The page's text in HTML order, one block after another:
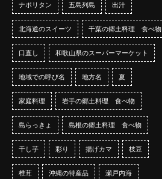
ナポリタン 五島列島 出汁
北海道のスイーツ 千葉の郷土料理 食べ物
口直し 和歌山県のスーパーマーケット
地域での呼び名 地方名 夏
家庭料理 岩手の郷土料理 食べ物
島らっきょ 島根の郷土料理 食べ物
干し芋 彩り 揚げカマ 枝豆
椎茸 沖縄の特産品 瀬戸内海